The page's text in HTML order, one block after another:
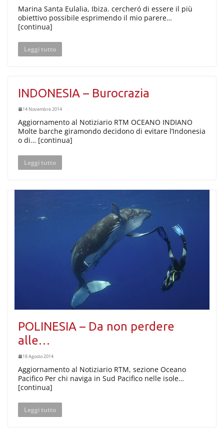
Marina Santa Eulalia, Ibiza. cercheró di essere il più
obiettivo possibile esprimendo il mio parere…
[continua]
Leggi tutto
INDONESIA – Burocrazia
14 Novembre 2014
Aggiornamento al Notiziario RTM OCEANO INDIANO
Molte barche giramondo decidono di evitare l’Indonesia
o di… [continua]
Leggi tutto
POLINESIA – Da non perdere
alle…
18 Agosto 2014
Aggiornamento al Notiziario RTM, sezione Oceano
Pacifico Per chi naviga in Sud Pacifico nelle isole…
[continua]
Leggi tutto